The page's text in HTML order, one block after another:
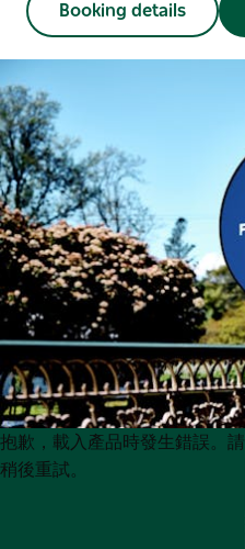
Booking details
Product
List
Product
List
抱歉，載入產品時發生錯誤。請
稍後重試。